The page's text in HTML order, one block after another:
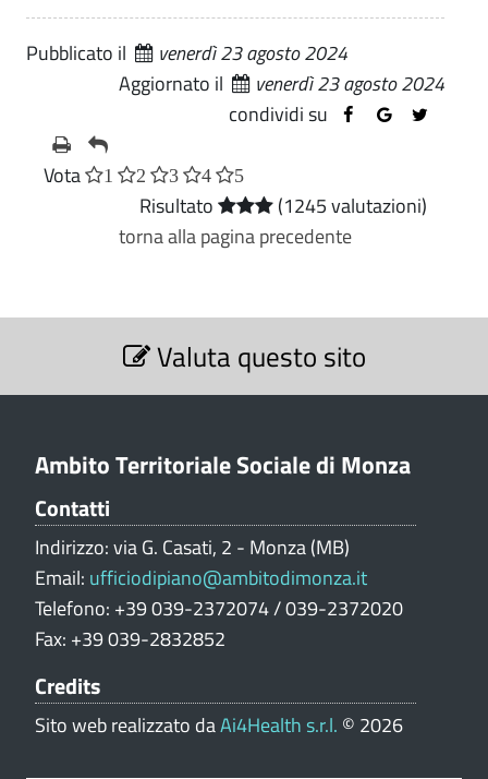
Pubblicato il
venerdì 23 agosto 2024
Aggiornato il
venerdì 23 agosto 2024
condividi su
Vota 1 2 3 4 5
Risultato
(1245 valutazioni)
torna alla pagina precedente
S
Valuta questo sito
Ambito Territoriale Sociale di Monza
Contatti
Indirizzo: via G. Casati, 2 - Monza (MB)
Email: ufficiodipiano@ambitodimonza.it
Telefono: +39 039-2372074 / 039-2372020
Fax: +39 039-2832852
Credits
Sito web realizzato daAi4Health s.r.l. © 2026